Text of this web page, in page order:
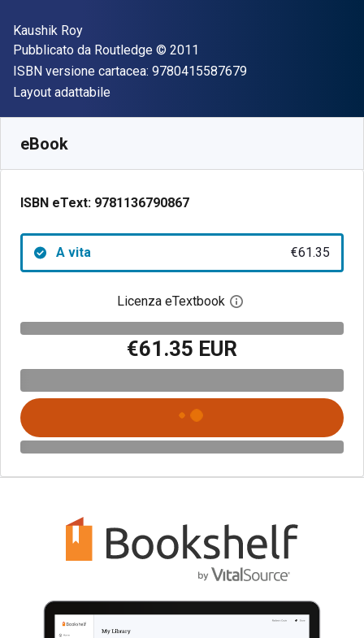
Autore(i)
Kaushik Roy
Editore
Pubblicato da Routledge Copyright
© 2011
ISBN versione cartacea: 9780415587679"ISBN-13
Formato
Layout adattabile
eBook
ISBN eText: 9781136790867
A vita €61.35
Licenza eTextbook Apri la finestra di
€61.35 EUR